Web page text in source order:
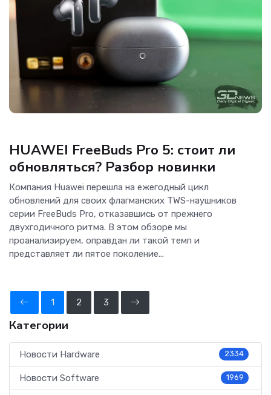
HUAWEI FreeBuds Pro 5: стоит ли
обновляться? Разбор новинки
Компания Huawei перешла на ежегодный цикл
обновлений для своих флагманских TWS-наушников
серии FreeBuds Pro, отказавшись от прежнего
двухгодичного ритма. В этом обзоре мы
проанализируем, оправдан ли такой темп и
представляет ли пятое поколение...
1 2 3
Категории
Новости Hardware 2334
Новости Software 1969